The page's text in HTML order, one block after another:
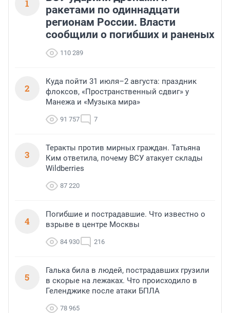
1
ракетами по одиннадцати
регионам России. Власти
сообщили о погибших и раненых
110 289
2
Куда пойти 31 июля–2 августа: праздник
флоксов, «Пространственный сдвиг» у
Манежа и «Музыка мира»
91 757 7
3
Теракты против мирных граждан. Татьяна
Ким ответила, почему ВСУ атакует склады
Wildberries
87 220
4
Погибшие и пострадавшие. Что известно о
взрыве в центре Москвы
84 930 216
5
Галька била в людей, пострадавших грузили
в скорые на лежаках. Что происходило в
Геленджике после атаки БПЛА
78 965